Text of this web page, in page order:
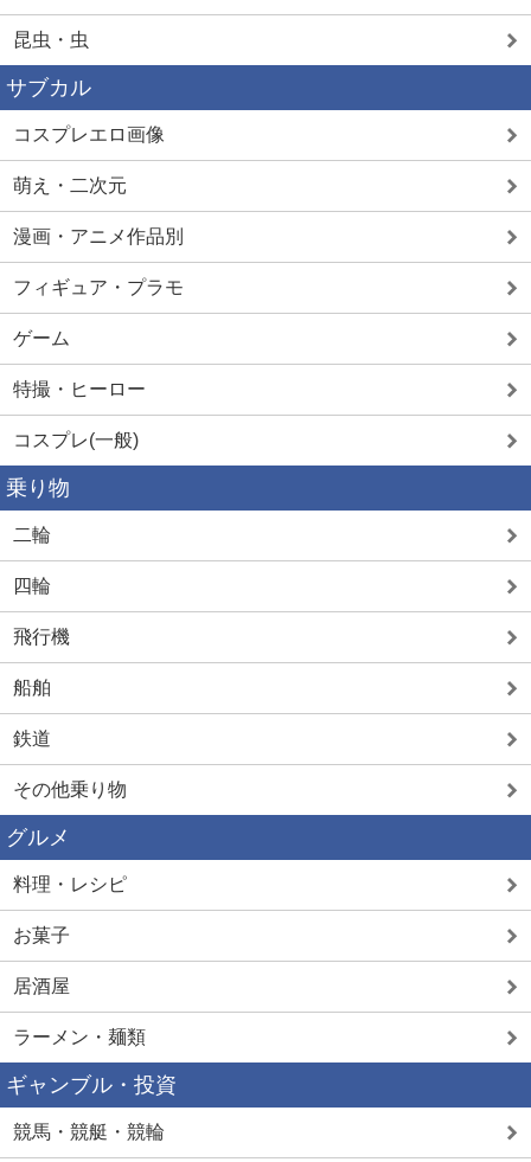
昆虫・虫
サブカル
コスプレエロ画像
萌え・二次元
漫画・アニメ作品別
フィギュア・プラモ
ゲーム
特撮・ヒーロー
コスプレ(一般)
乗り物
二輪
四輪
飛行機
船舶
鉄道
その他乗り物
グルメ
料理・レシピ
お菓子
居酒屋
ラーメン・麺類
ギャンブル・投資
競馬・競艇・競輪